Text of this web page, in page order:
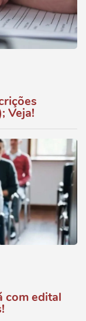
Veja!
com edital